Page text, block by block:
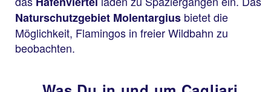
Naturschutzgebiet Molentargius bietet die
Möglichkeit, Flamingos in freier Wildbahn zu
beobachten.